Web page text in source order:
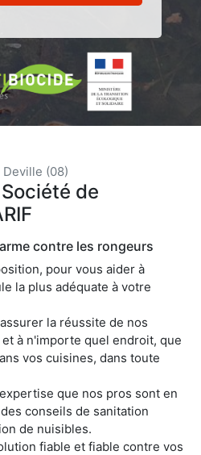
(08)
de
contre les rongeurs
pour vous aider à
la plus adéquate à votre
la réussite de nos
à n'importe quel endroit, que
vos cuisines, dans toute
que nos pros sont en
conseils de sanitation
de nuisibles.
fiable et fiable contre vos